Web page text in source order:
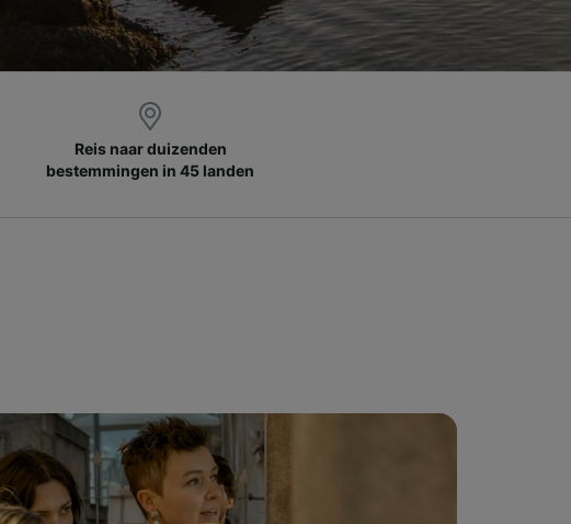
Reis naar duizenden
bestemmingen in 45 landen